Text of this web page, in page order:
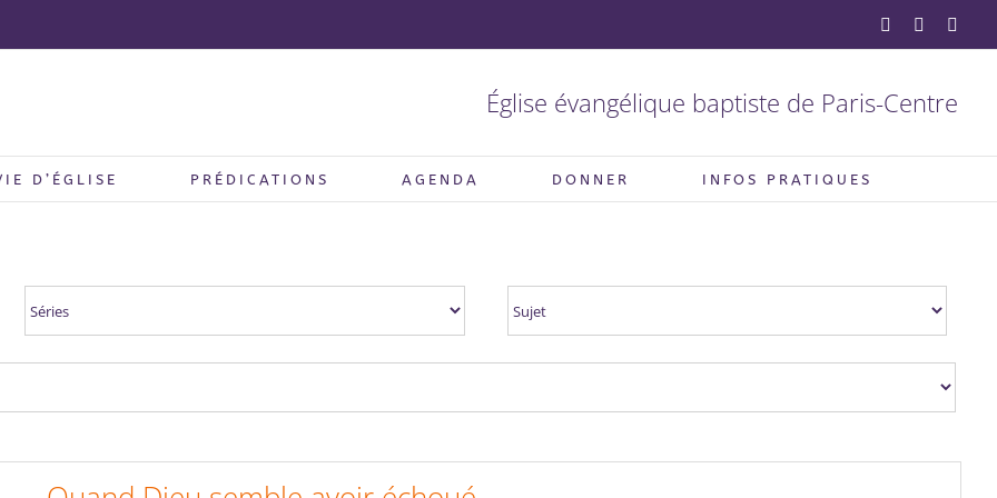
YouTubeFacebook
Église évangélique baptiste de Paris-Centre
D’ÉGLISE PRÉDICATIONS AGENDA DONNER INFOS PRATIQUES